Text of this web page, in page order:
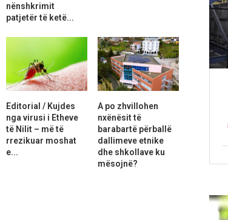
nënshkrimit
patjetër të ketë...
Editorial / Kujdes
nga virusi i Etheve
të Nilit – më të
rrezikuar moshat
e...
A po zhvillohen
nxënësit të
barabartë përballë
dallimeve etnike
dhe shkollave ku
mësojnë?